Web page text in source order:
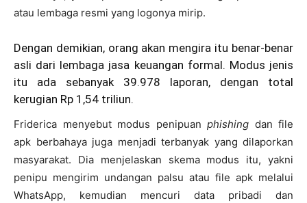
atau lembaga resmi yang logonya mirip.
Dengan demikian, orang akan mengira itu benar-benar
asli dari lembaga jasa keuangan formal. Modus jenis
itu ada sebanyak 39.978 laporan, dengan total
kerugian Rp 1,54 triliun.
Friderica menyebut modus penipuan phishing dan file
apk berbahaya juga menjadi terbanyak yang dilaporkan
masyarakat. Dia menjelaskan skema modus itu, yakni
penipu mengirim undangan palsu atau file apk melalui
WhatsApp, kemudian mencuri data pribadi dan